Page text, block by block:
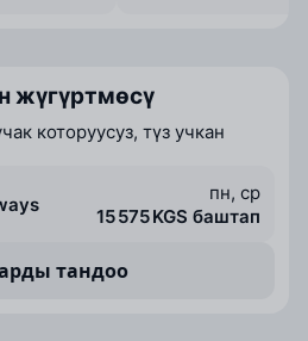
жүгүртмөсү
которуусуз, түз учкан
пн, ср
15 575 KGS баштап
тандоо